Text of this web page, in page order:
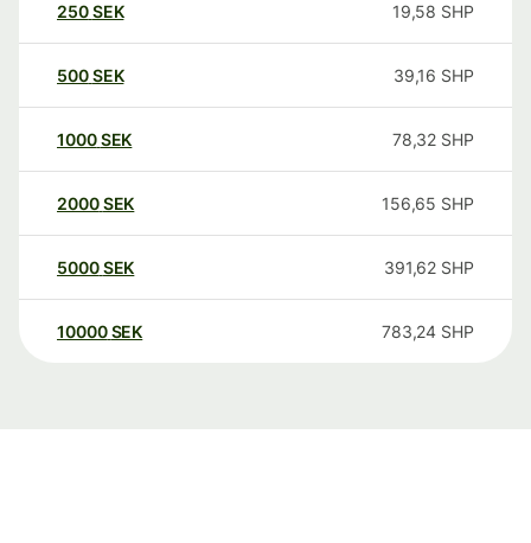
250SEK 19,58 SHP
500SEK 39,16 SHP
1000SEK 78,32 SHP
2000SEK 156,65 SHP
5000SEK 391,62 SHP
10000 SEK 783,24 SHP